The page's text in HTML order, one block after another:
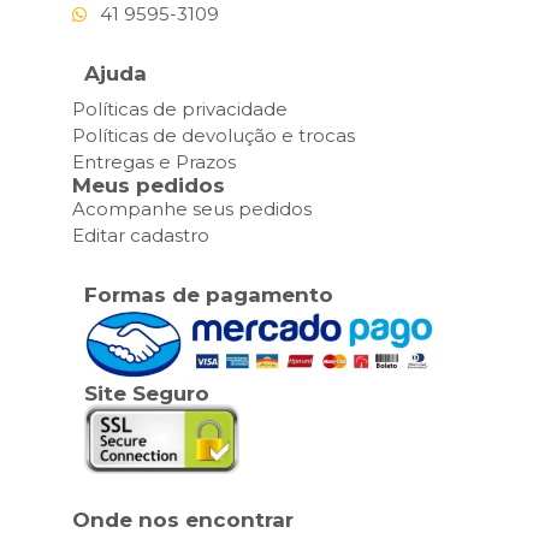
41 9595-3109
Ajuda
Políticas de privacidade
Políticas de devolução e trocas
Entregas e Prazos
Meus pedidos
Acompanhe seus pedidos
Editar cadastro
Formas de pagamento
Site Seguro
Onde nos encontrar